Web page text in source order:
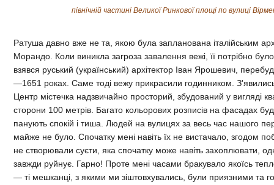
північній частині Великої Ринкової площі по вулиці
Ратуша давно вже не та, якою була запланована італійським
Морандо. Коли виникла загроза завалення вежі, її потрібно
взявся руський (український) архітектор Іван Ярошевич,
—1651 роках. Саме тоді вежу прикрасили годинником.
Центр містечка надзвичайно просторий, збудований у вигляді
сторони 100 метрів. Багато кольорових розписів на фасадах
панують спокій і тиша. Людей на вулицях за весь час нашого
майже не було. Спочатку мені навіть їх не вистачало, згодом
не створювали суєти, яка спочатку може навіть захоплювати,
завжди руйнує. Гарно! Проте мені часами бракувало якоїсь
— ті мешканці, з якими ми зіштовхувались, були приязними та